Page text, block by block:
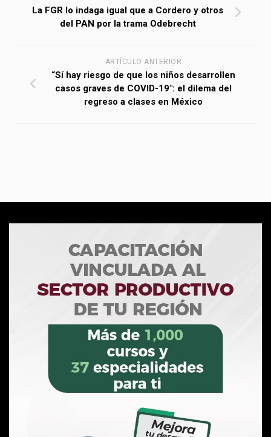
La FGR lo indaga igual que a Cordero y otros
del PAN por la trama Odebrecht
ARTÍCULO ANTERIOR
“Sí hay riesgo de que los niños desarrollen
casos graves de COVID-19″: el dilema del
regreso a clases en México